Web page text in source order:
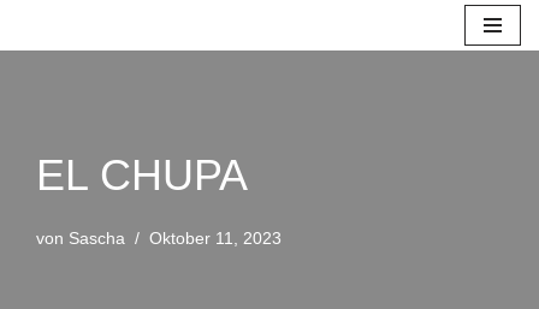
EL CHUPA
von Sascha Oktober 11, 2023